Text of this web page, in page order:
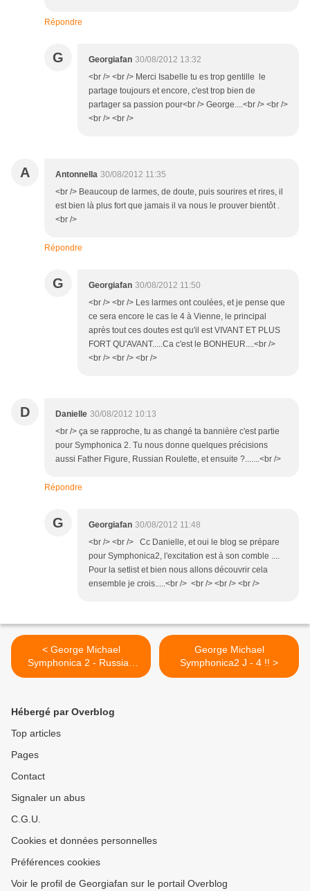
Répondre
G Georgiafan 30/08/2012 13:32
<br /> <br /> Merci Isabelle tu es trop gentille le
partage toujours et encore, c'est trop bien de
partager sa passion pour<br /> George....<br /> <br />
<br /> <br />
A Antonnella 30/08/2012 11:35
<br /> Beaucoup de larmes, de doute, puis sourires et rires, il
est bien là plus fort que jamais il va nous le prouver bientôt .
<br />
Répondre
G Georgiafan 30/08/2012 11:50
<br /> <br /> Les larmes ont coulées, et je pense que
ce sera encore le cas le 4 à Vienne, le principal
après tout ces doutes est qu'il est VIVANT ET PLUS
FORT QU'AVANT.....Ca c'est le BONHEUR....<br />
<br /> <br /> <br />
D Danielle 30/08/2012 10:13
<br /> ça se rapproche, tu as changé ta bannière c'est partie
pour Symphonica 2. Tu nous donne quelques précisions
aussi Father Figure, Russian Roulette, et ensuite ?.......<br />
Répondre
G Georgiafan 30/08/2012 11:48
<br /> <br /> Cc Danielle, et oui le blog se prépare
pour Symphonica2, l'excitation est à son comble ....
Pour la setlist et bien nous allons découvrir cela
ensemble je crois.....<br /> <br /> <br /> <br />
< George Michael
Symphonica 2 - Russian
Roulette ? !!
George Michael
Symphonica2 J - 4 !! >
Hébergé par Overblog
Top articles
Pages
Contact
Signaler un abus
C.G.U.
Cookies et données personnelles
Préférences cookies
Voir le profil de Georgiafan sur le portail Overblog